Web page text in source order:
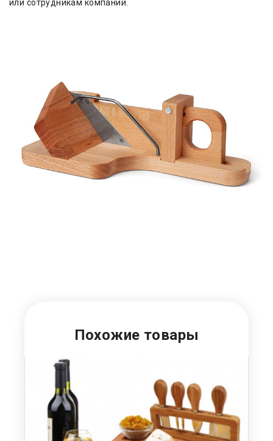
или сотрудникам компании.
Похожие товары